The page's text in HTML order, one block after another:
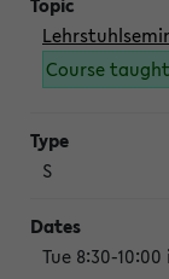
Course
S
Tue 8:30-10:00